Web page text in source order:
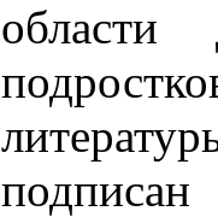
области